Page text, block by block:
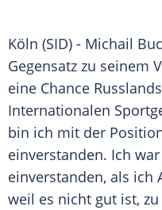
Köln (SID) - Michail
Gegensatz zu seinem
eine Chance Russlands
Internationalen
bin ich mit der
einverstanden. Ich
einverstanden, als ich
weil es nicht gut ist,